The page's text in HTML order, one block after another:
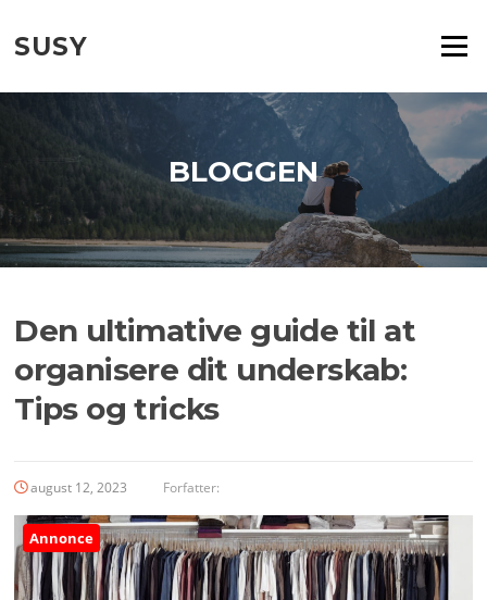
indhold
SUSY Menu
BLOGGEN
Den ultimative guide til at
organisere dit underskab:
Tips og tricks
august 12, 2023 Forfatter:
Annonce